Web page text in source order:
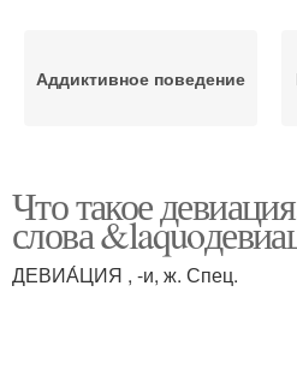
Аддиктивное поведение
поведение
Что такое
слова
ДЕВИА́ЦИЯ , -и, ж. Спец.